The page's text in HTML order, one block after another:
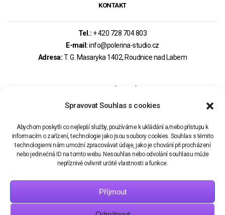
Spravovat Souhlas s cookies
Abychom poskytli co nejlepší služby, používáme k ukládání a/nebo přístupu k
informacím o zařízení, technologie jako jsou soubory cookies. Souhlas s těmito
technologiemi nám umožní zpracovávat údaje, jako je chování při procházení
nebo jedinečná ID na tomto webu. Nesouhlas nebo odvolání souhlasu může
nepříznivě ovlivnit určité vlastnosti a funkce.
Příjmout
KONTAKT
Tel.: + 420 728 704 803
E-mail:info@polerina-studio.cz
Adresa:T. G. Masaryka 1402, Roudnice nad Labem
PRAVIDLA REZERVACÍ – OBCHODNÍ PODMÍNKY
REZERVAČNÍ SYSTÉM